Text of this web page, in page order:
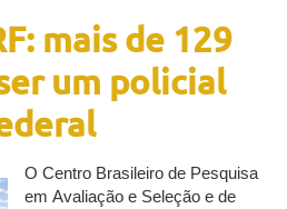
mais de 129
um policial
O Centro Brasileiro de Pesquisa
em Avaliação e Seleção e de